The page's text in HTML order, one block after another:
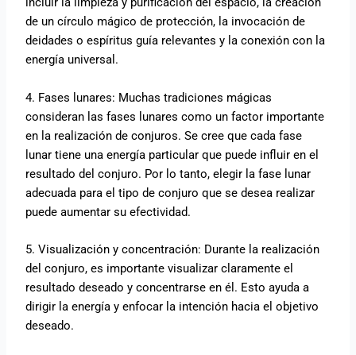
de un círculo mágico de protección, la invocación de
deidades o espíritus guía relevantes y la conexión con la
energía universal.
4. Fases lunares: Muchas tradiciones mágicas
consideran las fases lunares como un factor importante
en la realización de conjuros. Se cree que cada fase
lunar tiene una energía particular que puede influir en el
resultado del conjuro. Por lo tanto, elegir la fase lunar
adecuada para el tipo de conjuro que se desea realizar
puede aumentar su efectividad.
5. Visualización y concentración: Durante la realización
del conjuro, es importante visualizar claramente el
resultado deseado y concentrarse en él. Esto ayuda a
dirigir la energía y enfocar la intención hacia el objetivo
deseado.